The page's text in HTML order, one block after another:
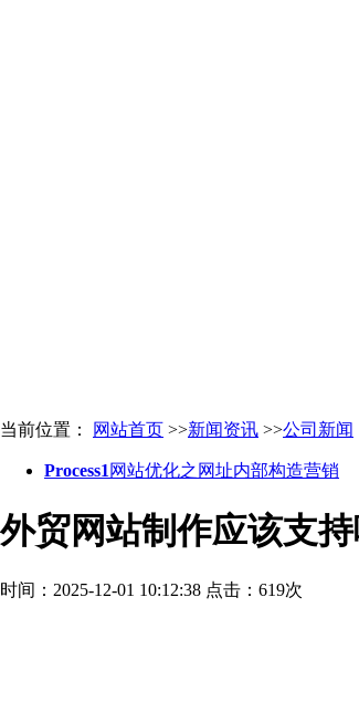
当前位置： 网站首页 >>新闻资讯 >>公司新闻
Process1 网站优化之网址内部构造营销
外贸网站制作应该支
时间：2025-12-01 10:12:38 点击：619次